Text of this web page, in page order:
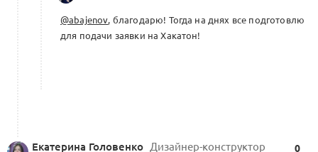
@abajenov, благодарю! Тогда на днях все подготовлю
для подачи заявки на Хакатон!
Екатерина Головенко Дизайнер-конструктор
0